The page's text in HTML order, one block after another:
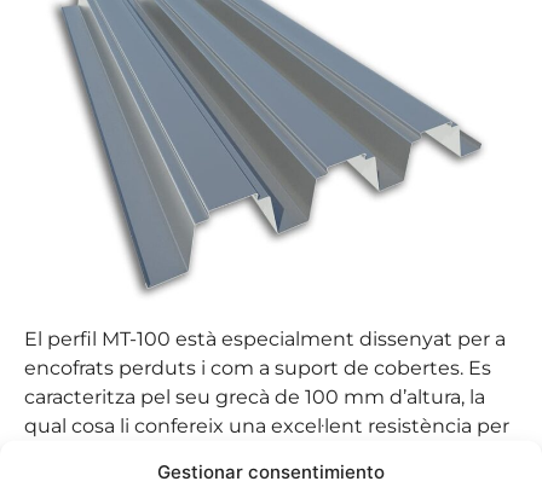
Gestionar consentimiento
El perfil MT-100 està especialment dissenyat per a
encofrats perduts i com a suport de cobertes. Es
caracteritza pel seu grecà de 100 mm d’altura, la
qual cosa li confereix una excel·lent resistència per